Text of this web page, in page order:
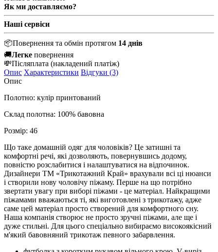
Як ми доставляємо?
Наші сервіси
📦Повернення та обмін протягом 14 днів
🚚Легке повернення
💸Післяплата (накладений платіж)
Опис Характеристики Відгуки (3)
Опис
Полотно: кулір принтований
Склад полотна: 100% бавовна
Розмір: 46
Що таке домашній одяг для чоловіків? Це затишні та
комфортні речі, які дозволяють, повернувшись додому,
повністю розслабитися і налаштуватися на відпочинок.
Дизайнери ТМ «Трикотажний Край» врахували всі ці нюанси
і створили нову чоловічу піжаму. Перше на що потрібно
звертати увагу при виборі піжами - це матеріал. Найкращими
піжамами вважаються ті, які виготовлені з трикотажу, адже
саме цей матеріал просто створений для комфортного сну.
Наша компанія створює не просто зручні піжами, але ще і
дуже стильні. Для цього спеціально вибираємо високоякісний
м'який бавовняний трикотаж певного забарвлення.